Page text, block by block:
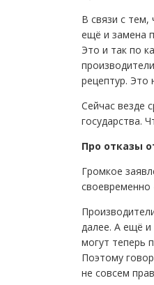
В связи с тем,
ещё и замена
Это и так по
рецептур. Это
Сейчас везде
государства.
Про отказы
Громкое
своевременно
далее. А ещё и
могут теперь
Поэтому
не совсем